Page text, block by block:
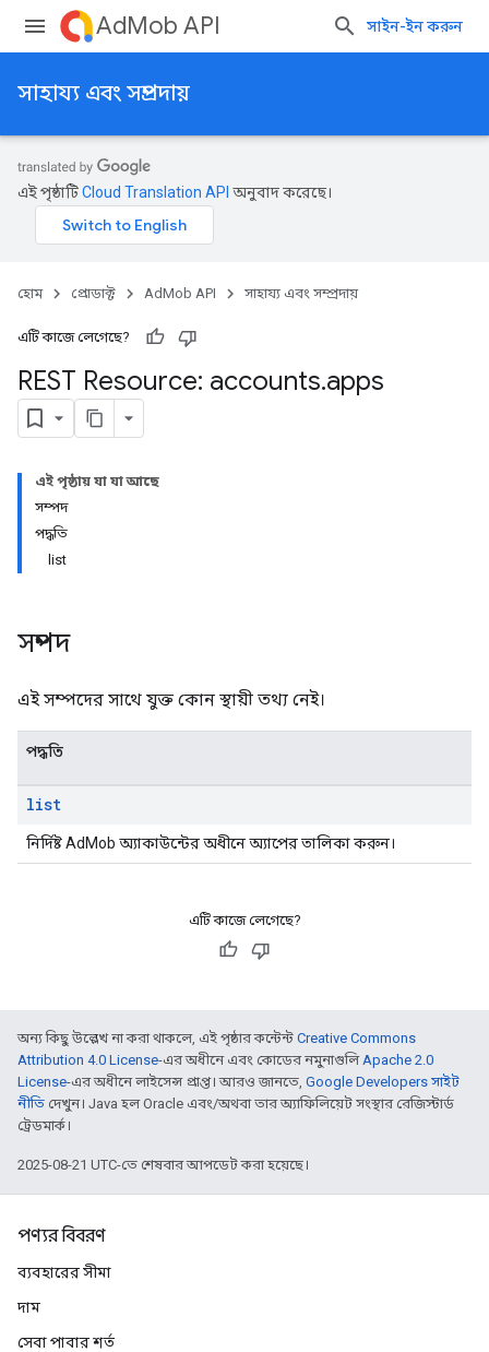
AdMob API সাইন-ইন করুন
সাহায্য এবং সম্প্রদায়
এই পৃষ্ঠাটিCloud Translation API অনুবাদ করেছে।
হোম প্রোডাক্ট AdMob API সাহায্য এবং সম্প্রদায়
এটি কাজে লেগেছে?
REST Resource: accounts.apps
এই পৃষ্ঠায় যা যা আছে
সম্পদ
পদ্ধতি
list
সম্পদ
এই সম্পদের সাথে যুক্ত কোন স্থায়ী তথ্য নেই।
পদ্ধতি
list
নির্দিষ্ট AdMob অ্যাকাউন্টের অধীনে অ্যাপের তালিকা করুন।
এটি কাজে লেগেছে?
অন্য কিছু উল্লেখ না করা থাকলে, এই পৃষ্ঠার কন্টেন্ট Creative Commons
Attribution 4.0 License-এর অধীনে এবং কোডের নমুনাগুলিApache 2.0
License-এর অধীনে লাইসেন্স প্রাপ্ত। আরও জানতে, Google Developers সাইট
নীতি দেখুন। Java হল Oracle এবং/অথবা তার অ্যাফিলিয়েট সংস্থার রেজিস্টার্ড
ট্রেডমার্ক।
2025-08-21 UTC-তে শেষবার আপডেট করা হয়েছে।
পণ্যর বিবরণ
ব্যবহারের সীমা
দাম
সেবা পাবার শর্ত